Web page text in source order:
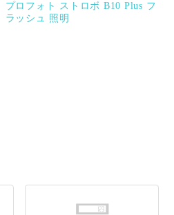
プロフォト ストロボ B10 Plus フ
ラッシュ 照明